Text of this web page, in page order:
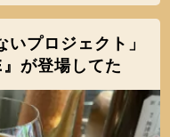
プロジェクト」
が登場してた